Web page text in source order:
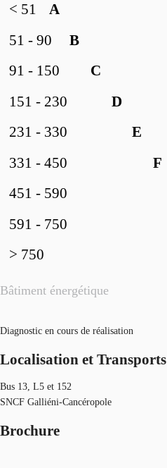
Bâtiment énergétique
A
< 51
B
51 - 90
C
91 - 150
D
151 - 230
E
231 - 330
F
331 - 450
451 - 590
591 - 750
> 750
Diagnostic en cours de réalisation
Localisation et Transports
Bus 13, L5 et 152
SNCF Galliéni-Cancéropole
Brochure